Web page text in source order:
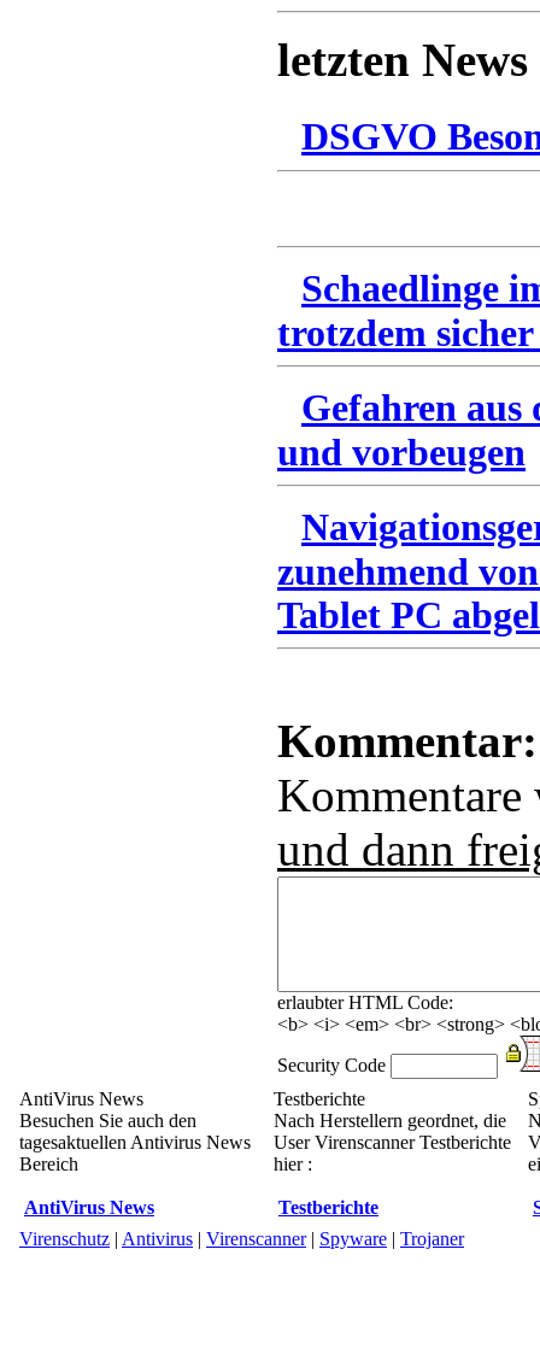
letzten News
DSGVO
Schaedlinge
trotzdem
Gefahren
und vorbeugen
zunehmend
Tablet PC
Kommentar:
und dann
erlaubter HTML Code:
<b> <i> <em> <br> <strong>
Security Code
AntiVirus News
Besuchen Sie auch den
tagesaktuellen Antivirus News
Bereich
AntiVirus News
Testberichte
Nach Herstellern geordnet, die
User Virenscanner Testberichte
hier :
Testberichte
Virenschutz | Antivirus | Virenscanner| Spyware | Trojaner